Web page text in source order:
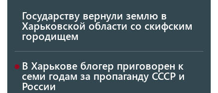
Государству вернули землю в
Харьковской области со скифским
городищем
В Харькове блогер приговорен к
семи годам за пропаганду СССР и
России